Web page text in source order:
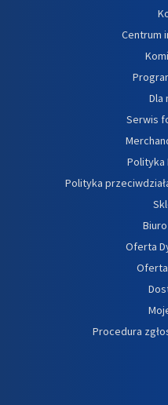
Centrum
Dla
Serwis
Polityka
Polityka
Oferta
Procedura